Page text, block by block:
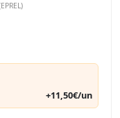
+11,50€/un